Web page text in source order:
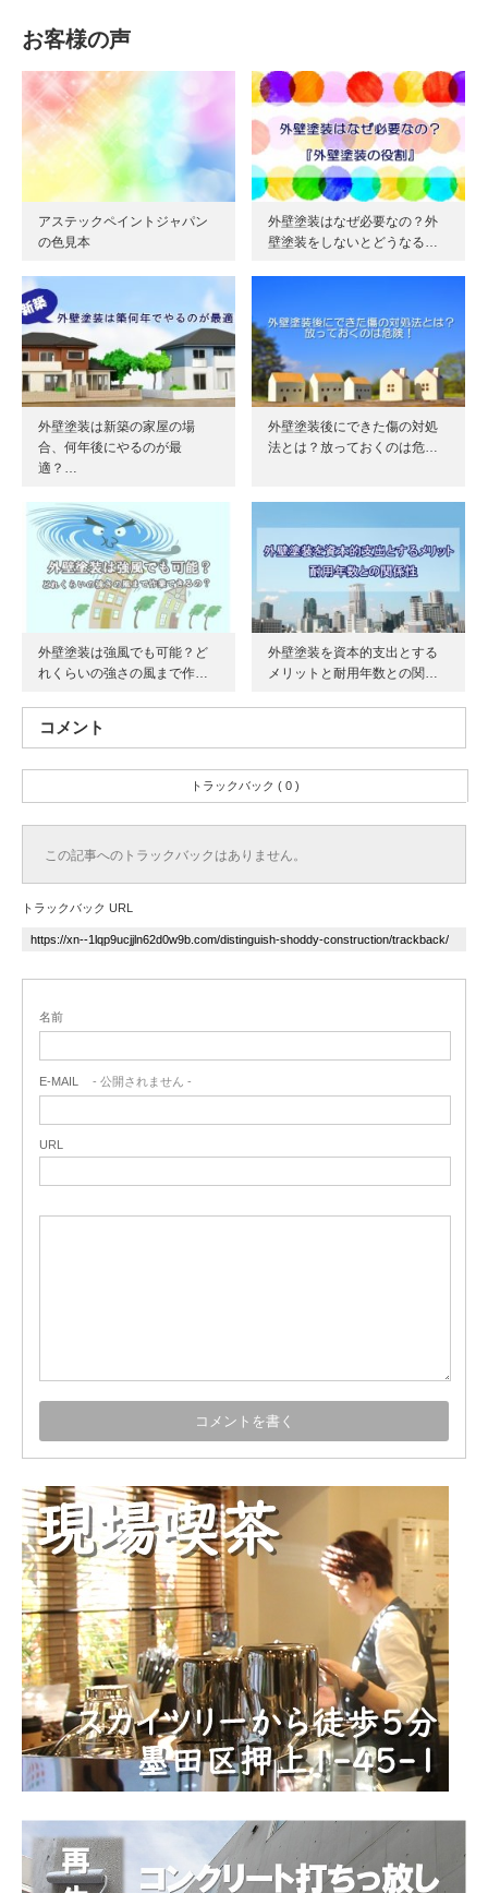
お客様の声
アステックペイントジャパン
の色見本
外壁塗装はなぜ必要なの？外
壁塗装をしないとどうなる…
外壁塗装は新築の家屋の場
合、何年後にやるのが最
適？…
外壁塗装後にできた傷の対処
法とは？放っておくのは危…
外壁塗装は強風でも可能？ど
れくらいの強さの風まで作…
外壁塗装を資本的支出とする
メリットと耐用年数との関…
コメント
トラックバック ( 0 )
この記事へのトラックバックはありません。
トラックバック URL
名前
E-MAIL - 公開されません -
URL